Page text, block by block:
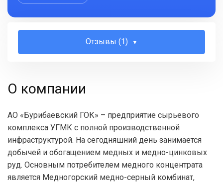
Отзывы (1)
О компании
АО «Бурибаевский ГОК» – предприятие сырьевого
комплекса УГМК с полной производственной
инфраструктурой. На сегодняшний день занимается
добычей и обогащением медных и медно-цинковых
руд. Основным потребителем медного концентрата
является Медногорский медно-серный комбинат,